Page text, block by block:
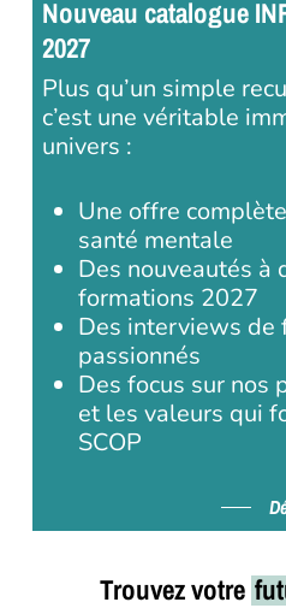
Nouveau catalogue
2027
Plus qu’un simple
c’est une véritable
univers :
Une offre
santé mentale
Des nouveautés à
formations 2027
Des interviews de
passionnés
Des focus sur nos
et les valeurs qui
SCOP
Trouvez votre